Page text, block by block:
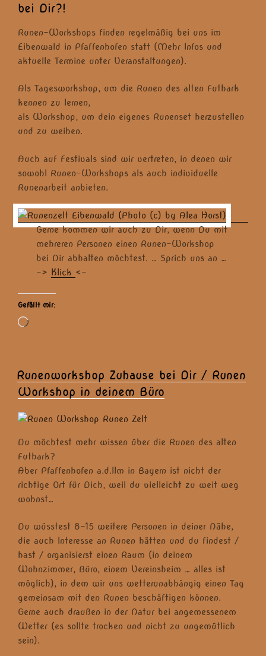
bei Dir?!
Runen-Workshops finden regelmäßig bei uns im
Eibenwald in Pfaffenhofen statt (Mehr Infos und
aktuelle Termine unter Veranstaltungen).
Als Tagesworkshop, um die Runen des alten Futhark
kennen zu lernen,
als Workshop, um dein eigenes Runenset herzustellen
und zu weihen.
Auch auf Festivals sind wir vertreten, in denen wir
sowohl Runen-Workshops als auch individuelle
Runenarbeit anbieten.
Gerne kommen wir auch zu Dir, wenn Du mit
mehreren Personen einen Runen-Workshop
bei Dir abhalten möchtest. … Sprich uns an …
-> Klick <-
Gefällt mir:
Wird
Runenworkshop Zuhause bei Dir / Runen
Workshop in deinem Büro
Du möchtest mehr wissen über die Runen des alten
Futhark?
Aber Pfaffenhofen a.d.Ilm in Bayern ist nicht der
richtige Ort für Dich, weil du vielleicht zu weit weg
wohnst…
Du wüsstest 8-15 weitere Personen in deiner Nähe,
die auch Interesse an Runen hätten und du findest /
hast / organisierst einen Raum (in deinem
Wohnzimmer, Büro, einem Vereinsheim … alles ist
möglich), in dem wir uns wetterunabhängig einen Tag
gemeinsam mit den Runen beschäftigen können.
Gerne auch draußen in der Natur bei angemessenem
Wetter (es sollte trocken und nicht zu ungemütlich
sein).